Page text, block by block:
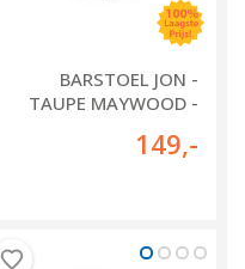
BARSTOEL JON -
TAUPE MAYWOOD -
149,-